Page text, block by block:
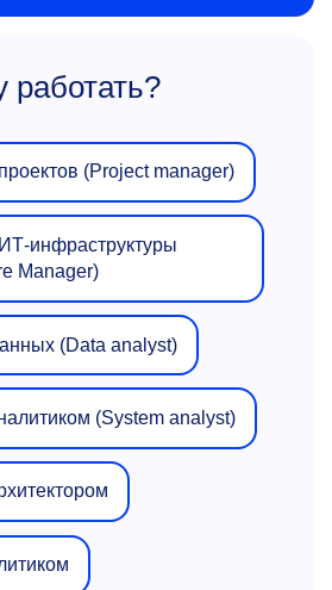
работать?
(Project manager)
инфраструктуры
Manager)
(Data analyst)
(System analyst)